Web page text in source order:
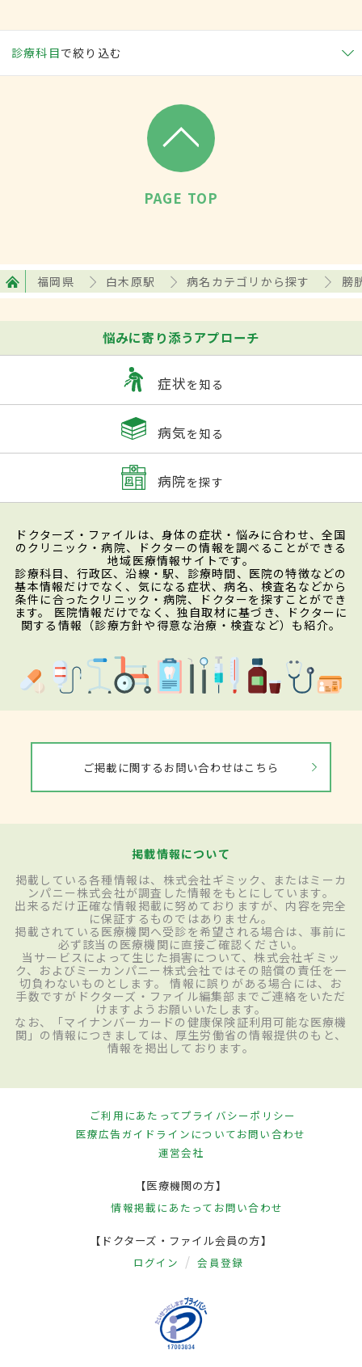
診療科目で絞り込む
PAGE TOP
福岡県 白木原駅 病名カテゴリから探す 膀
悩みに寄り添うアプローチ
症状を知る
病気を知る
病院を探す
ドクターズ・ファイルは、身体の症状・悩みに合わせ、全国
のクリニック・病院、ドクターの情報を調べることができる
地域医療情報サイトです。
診療科目、行政区、沿線・駅、診療時間、医院の特徴などの
基本情報だけでなく、気になる症状、病名、検査名などから
条件に合ったクリニック・病院、ドクターを探すことができ
ます。 医院情報だけでなく、独自取材に基づき、ドクターに
関する情報（診療方針や得意な治療・検査など）も紹介。
ご掲載に関するお問い合わせはこちら
掲載情報について
掲載している各種情報は、株式会社ギミック、またはミーカ
ンパニー株式会社が調査した情報をもとにしています。
出来るだけ正確な情報掲載に努めておりますが、内容を完全
に保証するものではありません。
掲載されている医療機関へ受診を希望される場合は、事前に
必ず該当の医療機関に直接ご確認ください。
当サービスによって生じた損害について、株式会社ギミッ
ク、およびミーカンパニー株式会社ではその賠償の責任を一
切負わないものとします。 情報に誤りがある場合には、お
手数ですがドクターズ・ファイル編集部までご連絡をいただ
けますようお願いいたします。
なお、「マイナンバーカードの健康保険証利用可能な医療機
関」の情報につきましては、厚生労働省の情報提供のもと、
情報を掲出しております。
ご利用にあたってプライバシーポリシー
医療広告ガイドラインについてお問い合わせ
運営会社
【医療機関の方】
情報掲載にあたって お問い合わせ
【ドクターズ・ファイル会員の方】
ログイン 会員登録